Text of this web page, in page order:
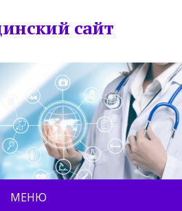
сайт
МЕНЮ